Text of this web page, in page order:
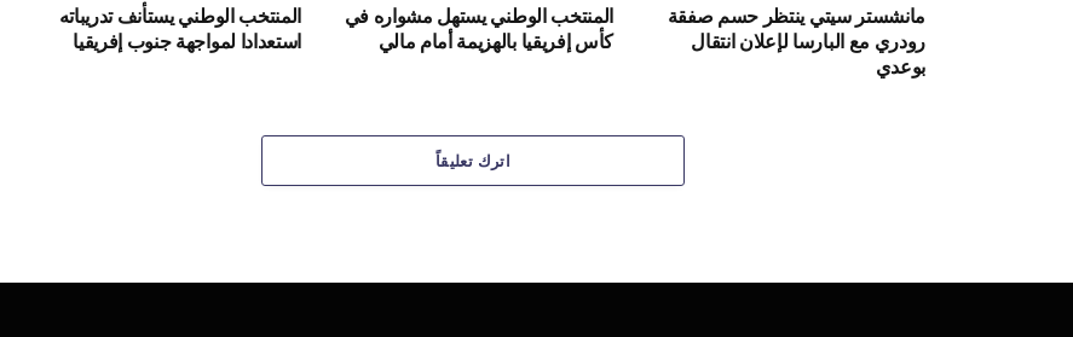
مانشستر سيتي ينتظر حسم صفقة
رودري مع البارسا لإعلان انتقال
بوعدي
المنتخب الوطني يستهل مشواره في
كأس إفريقيا بالهزيمة أمام مالي
المنتخب الوطني يستأنف تدريباته
استعدادا لمواجهة جنوب إفريقيا
اترك تعليقاً